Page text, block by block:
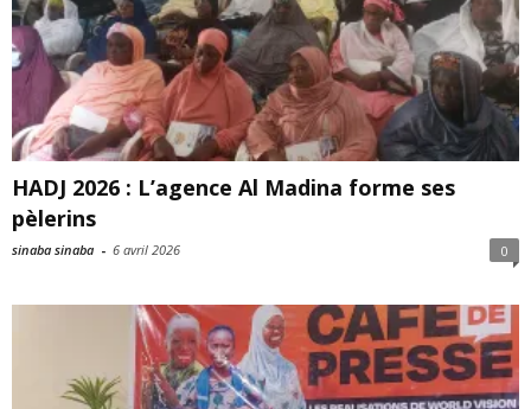
HADJ 2026 : L’agence Al Madina forme ses
pèlerins
sinaba sinaba - 6 avril 2026 0